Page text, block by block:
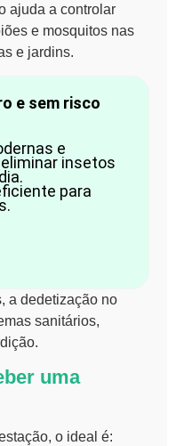
ajuda a controlar
e mosquitos nas
e jardins.
e sem risco
e
insetos
para
a dedetização no
sanitários,
uma
o ideal é: